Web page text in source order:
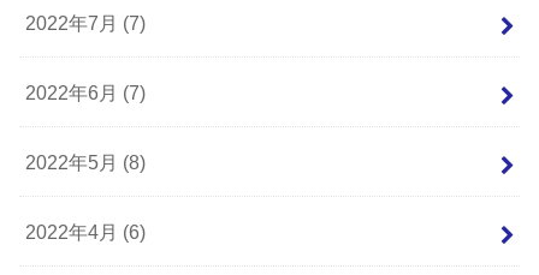
2022年7月 (7)
2022年6月 (7)
2022年5月 (8)
2022年4月 (6)